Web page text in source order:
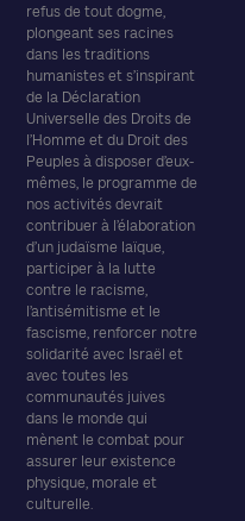
refus de tout dogme,
plongeant ses racines
dans les traditions
humanistes et s’inspirant
de la Déclaration
Universelle des Droits de
l’Homme et du Droit des
Peuples à disposer d’eux-
mêmes, le programme de
nos activités devrait
contribuer à l’élaboration
d’un judaïsme laïque,
participer à la lutte
contre le racisme,
l’antisémitisme et le
fascisme, renforcer notre
solidarité avec Israël et
avec toutes les
communautés juives
dans le monde qui
mènent le combat pour
assurer leur existence
physique, morale et
culturelle.